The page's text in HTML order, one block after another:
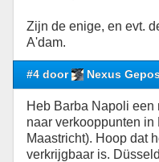
Zijn de enige, en evt.
A'dam.
#4 door Nexus
Heb Barba Napoli een
naar verkooppunten in
Maastricht). Hoop dat
verkrijgbaar is.